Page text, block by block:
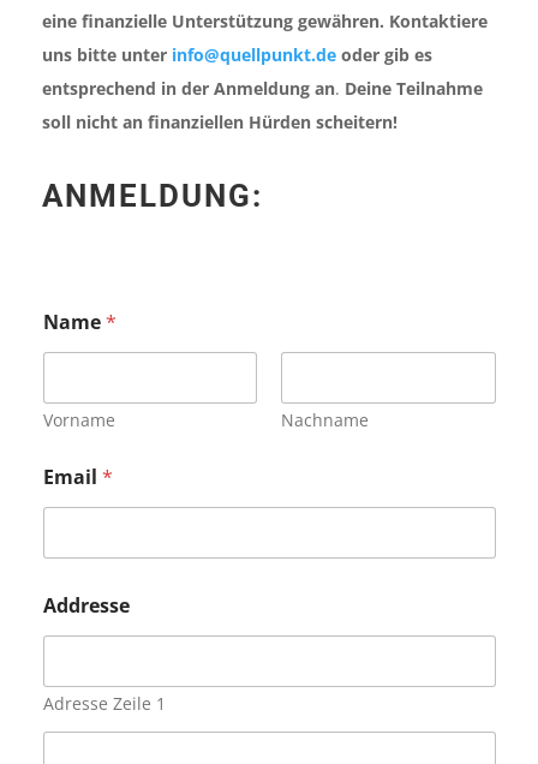
eine finanzielle Unterstützung gewähren. Kontaktiere
uns bitte unter info@quellpunkt.deoder gib es
entsprechend in der Anmeldung an. Deine Teilnahme
soll nicht an finanziellen Hürden scheitern!
ANMELDUNG:
Name*
Vorname Nachname
Email *
Addresse
Adresse Zeile 1